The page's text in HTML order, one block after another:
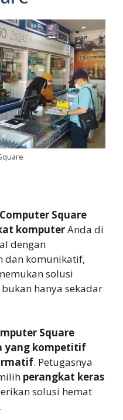
Computer Square
komputerAnda di
dengan
dan komunikatif,
solusi
hanya sekadar
Square
yang kompetitif
. Petugasnya
perangkat keras
solusi hemat